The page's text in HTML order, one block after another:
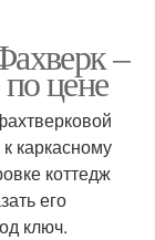
–
цене
каркасному
коттедж
его
ключ.